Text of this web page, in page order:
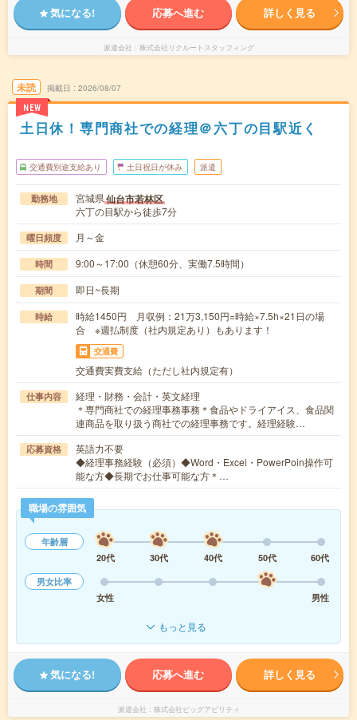
気になる! 応募へ進む 詳しく見る
派遣会社 株式会社リクルートスタッフィング
未読
NEW
掲載日 2026/08/07
土日休！専門商社での経理＠六丁の目駅近く
交通費別途支給あり 土日祝日が休み 派遣
勤務地 宮城県仙台市若林区
六丁の目駅から徒歩7分
曜日頻度 月～金
時間 9:00～17:00（休憩60分、実働7.5時間）
期間 即日~長期
時給
時給1450円 月収例：21万3,150円=時給×7.5h×21日の場
合 ※週払制度（社内規定あり）もあります！
交通費
交通費実費支給（ただし社内規定有）
仕事内容
経理・財務・会計・英文経理
＊専門商社での経理事務事務＊食品やドライアイス、食品関
連商品を取り扱う商社での経理事務です。経理経験…
応募資格
英語力不要
◆経理事務経験（必須）◆Word・Excel・PowerPoin操作可
能な方◆長期でお仕事可能な方＊…
職場の雰囲気
年齢層
20代
30代 40代 50代
60代
男女比率
女性
男性
もっと見る
気になる! 応募へ進む 詳しく見る
派遣会社 株式会社ビッグアビリティ